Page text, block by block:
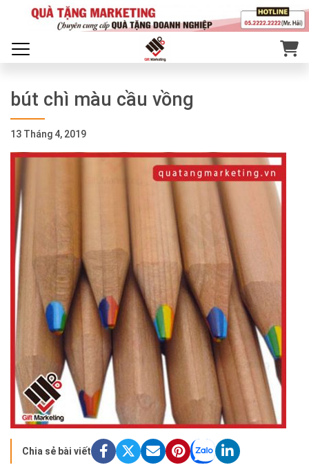
bút chì màu cầu vồng
13 Tháng 4, 2019
Chia sẻ bài viết